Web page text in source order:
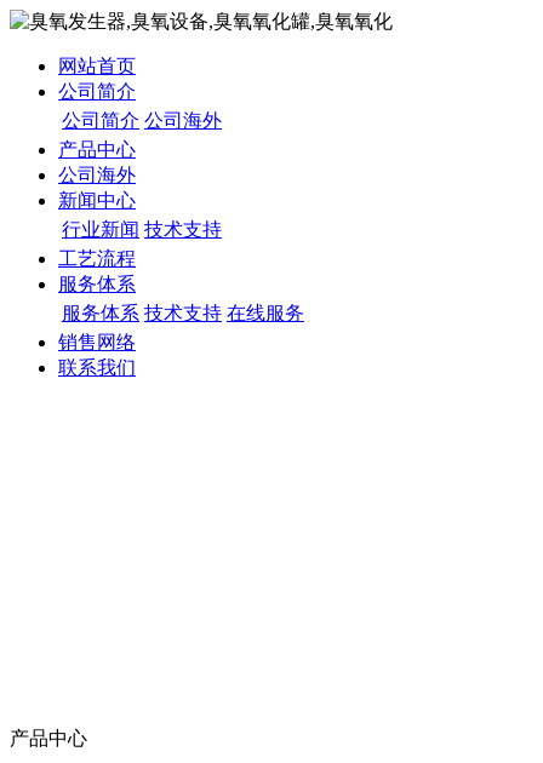
网站首页
公司简介
公司简介 公司海外
产品中心
公司海外
新闻中心
行业新闻 技术支持
工艺流程
服务体系
服务体系 技术支持 在线服务
销售网络
联系我们
产品中心